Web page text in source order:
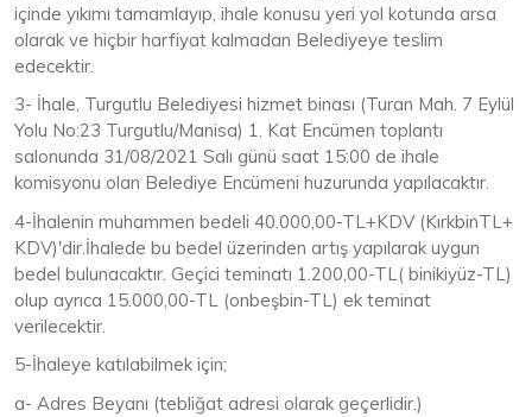
içinde yıkımı tamamlayıp, ihale konusu yeri yol kotunda arsa
olarak ve hiçbir harfiyat kalmadan Belediyeye teslim
edecektir.
3- İhale, Turgutlu Belediyesi hizmet binası (Turan Mah. 7 Eylül
Yolu No:23 Turgutlu/Manisa) 1. Kat Encümen toplantı
salonunda 31/08/2021 Salı günü saat 15:00 de ihale
komisyonu olan Belediye Encümeni huzurunda yapılacaktır.
4-İhalenin muhammen bedeli 40.000,00-TL+KDV (KırkbinTL+
KDV)'dir.İhalede bu bedel üzerinden artış yapılarak uygun
bedel bulunacaktır. Geçici teminatı 1.200,00-TL( binikiyüz-TL)
olup ayrıca 15.000,00-TL (onbeşbin-TL) ek teminat
verilecektir.
5-İhaleye katılabilmek için;
a- Adres Beyanı (tebliğat adresi olarak geçerlidir.)